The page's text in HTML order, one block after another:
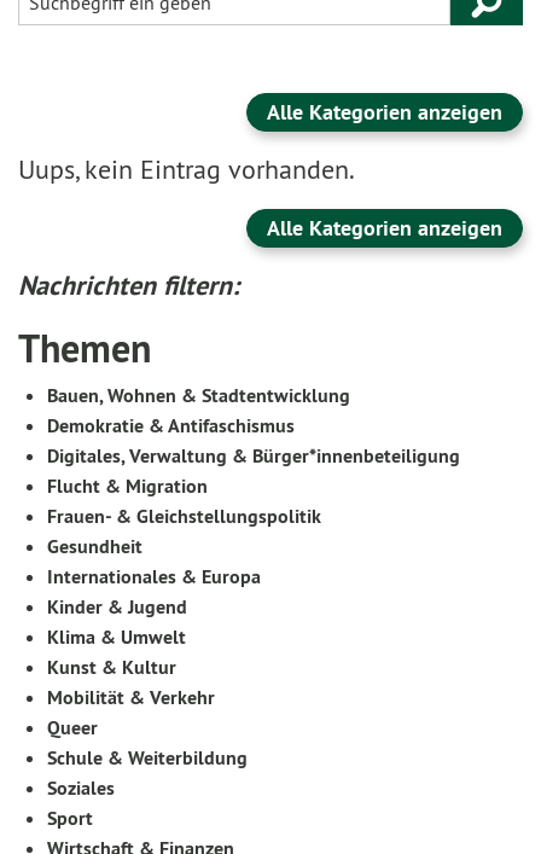
Alle Kategorien anzeigen
Uups, kein Eintrag vorhanden.
Alle Kategorien anzeigen
Nachrichten filtern:
Themen
Bauen, Wohnen & Stadtentwicklung
Demokratie & Antifaschismus
Digitales, Verwaltung & Bürger*innenbeteiligung
Flucht & Migration
Frauen- & Gleichstellungspolitik
Gesundheit
Internationales & Europa
Kinder & Jugend
Klima & Umwelt
Kunst & Kultur
Mobilität & Verkehr
Queer
Schule & Weiterbildung
Soziales
Sport
Wirtschaft & Finanzen